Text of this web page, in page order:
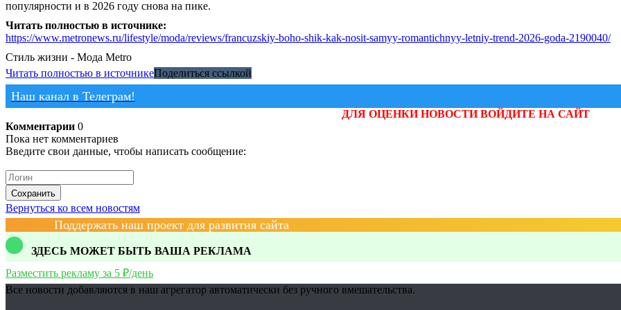
популярности и в 2026 году снова на пике.
Читать полностью в источнике:
https://www.metronews.ru/lifestyle/moda/reviews/francuzskiy-boho-shik-kak-nosit-samyy-romantichnyy-letniy-trend-2026-goda-2190040/
Стиль жизни - Мода Metro
Читать полностью в источникеПоделиться ссылкой
Наш канал в Телеграм!
ДЛЯ ОЦЕНКИ НОВОСТИ ВОЙДИТЕ НА САЙТ
Комментарии 0
Пока нет комментариев
Введите свои данные, чтобы написать сообщение:
Сохранить
Вернуться ко всем новостям
Поддержать наш проект для развития сайта
ЗДЕСЬ МОЖЕТ БЫТЬ ВАША РЕКЛАМА
Разместить рекламу за 5 ₽/день
Все новости добавляются в наш агрегатор автоматически без ручного вмешательства.